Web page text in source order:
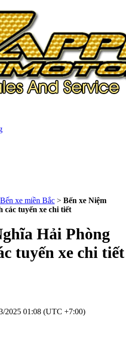
Bến xe miền Bắc > Bến xe Niệm
các tuyến xe chi tiết
Hải Phòng
tuyến xe chi tiết
2025 01:08 (UTC +7:00)